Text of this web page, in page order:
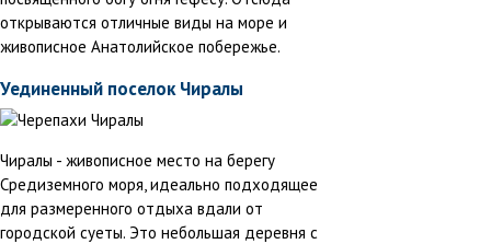
открываются отличные виды на море и
живописное Анатолийское побережье.
Уединенный поселок Чиралы
Чиралы - живописное место на берегу
Средиземного моря, идеально подходящее
для размеренного отдыха вдали от
городской суеты. Это небольшая деревня с